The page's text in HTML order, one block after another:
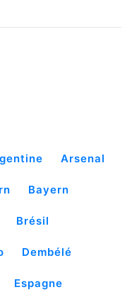
Arsenal
Bayern
Brésil
Dembélé
Espagne